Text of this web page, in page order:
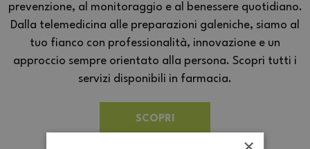
prevenzione, al monitoraggio e al benessere quotidiano.
Dalla telemedicina alle preparazioni galeniche, siamo al
tuo fianco con professionalità, innovazione e un
approccio sempre orientato alla persona. Scopri tutti i
servizi disponibili in farmacia.
SCOPRI